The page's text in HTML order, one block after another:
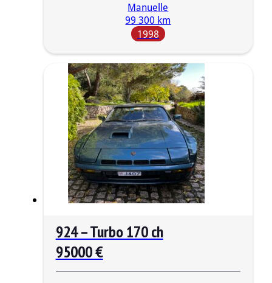
1998
99 300 km
Manuelle
924 – Turbo 170 ch
95000 €